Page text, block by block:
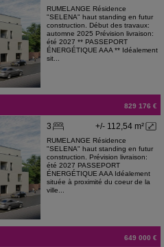
RUMELANGE Résidence
"SELENA" haut standing en futur
construction. Début des travaux:
automne 2025 Prévision livraison:
été 2027 ** PASSEPORT
ÉNERGÉTIQUE AAA ** Idéalement
sit...
829 176 €
+/- 112,54 m²
3
RUMELANGE Résidence
"SELENA" haut standing en futur
construction. Prévision livraison:
été 2027 PASSEPORT
ÉNERGÉTIQUE AAA Idéalement
située à proximité du coeur de la
ville...
649 000 €